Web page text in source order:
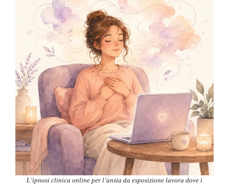
L’ipnosi clinica online per l’ansia da esposizione lavora dove i